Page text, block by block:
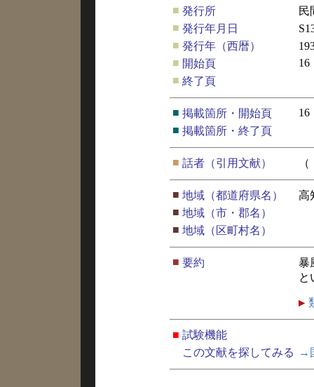
■ 発行所
民
■ 発行年月日
■ 発行年（西暦）
■ 開始頁
16
■ 終了頁
■ 掲載箇所・開始頁
16
■ 掲載箇所・終了頁
■ 話者（引用文献）
■ 地域（都道府県名）
高
■ 地域（市・郡名）
■ 地域（区町村名）
■ 要約
暴
と
■ 試験機能
この文献を探してみる
→